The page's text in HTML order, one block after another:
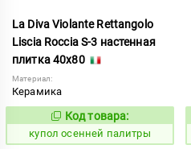
La Diva Violante Rettangolo
Liscia Roccia S-3 настенная
плитка 40x80
Материал:
Керамика
852191
Код товара:
купол осенней палитры